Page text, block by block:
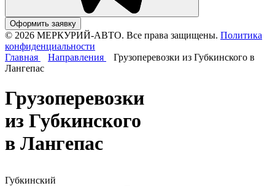
Оформить заявку
© 2026 МЕРКУРИЙ-АВТО. Все права защищены. Политика
конфиденциальности
Главная
Направления
Грузоперевозки из Губкинского в
Лангепас
Грузоперевозки
из Губкинского
в Лангепас
Губкинский